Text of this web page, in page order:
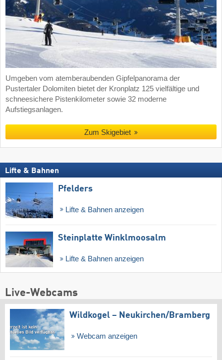
Umgeben vom atemberaubenden Gipfelpanorama der
Pustertaler Dolomiten bietet der Kronplatz 125 vielfältige und
schneesichere Pistenkilometer sowie 32 moderne
Aufstiegsanlagen.
Zum Skigebiet
Lifte & Bahnen
Pfelders
Lifte & Bahnen anzeigen
Steinplatte Winklmoosalm
Lifte & Bahnen anzeigen
Live-Webcams
Wildkogel – Neukirchen/​Bramberg
Webcam anzeigen